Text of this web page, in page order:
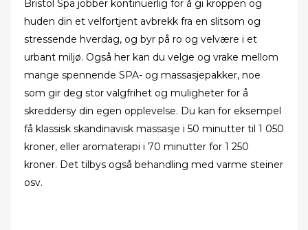
Bristol Spa jobber kontinuerlig for å gi kroppen og
huden din et velfortjent avbrekk fra en slitsom og
stressende hverdag, og byr på ro og velvære i et
urbant miljø. Også her kan du velge og vrake mellom
mange spennende SPA- og massasjepakker, noe
som gir deg stor valgfrihet og muligheter for å
skreddersy din egen opplevelse. Du kan for eksempel
få klassisk skandinavisk massasje i 50 minutter til 1 050
kroner, eller aromaterapi i 70 minutter for 1 250
kroner. Det tilbys også behandling med varme steiner
osv.